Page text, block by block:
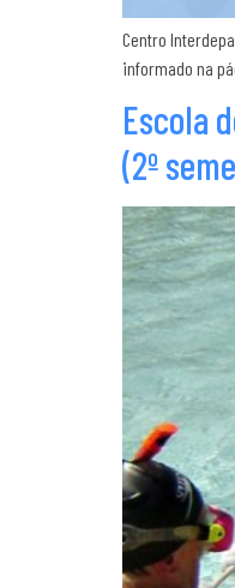
Centro
informado na
Escola
(2º